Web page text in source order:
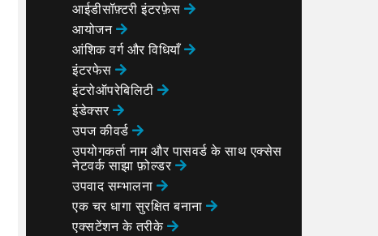
आईडीसॉफ़्टरी इंटरफ़ेस
आयोजन
आंशिक वर्ग और विधियाँ
इंटरफेस
इंटरोऑपरेबिलिटी
इंडेक्सर
उपज कीवर्ड
उपयोगकर्ता नाम और पासवर्ड के साथ एक्सेस
नेटवर्क साझा फ़ोल्डर
उपवाद सम्भालना
एक चर धागा सुरक्षित बनाना
एक्सटेंशन के तरीके